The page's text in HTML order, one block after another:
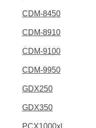
CDM-8450
CDM-8910
CDM-9100
CDM-9950
GDX250
GDX350